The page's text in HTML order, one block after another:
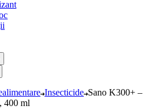
Insecticide Sano K300+ –
400 ml